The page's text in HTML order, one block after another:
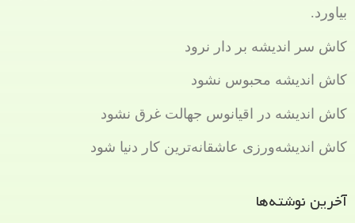
بیاورد.
کاش سر اندیشه بر دار نرود
کاش اندیشه محبوس نشود
کاش اندیشه در اقیانوس جهالت غرق نشود
کاش اندیشه‌ورزی عاشقانه‌ترین کار دنیا شود
آخرین نوشته‌ها